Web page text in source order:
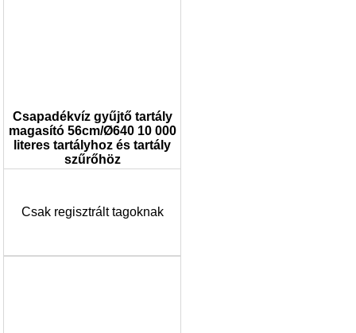
Csapadékvíz gyűjtő tartály
magasító 56cm/Ø640 10 000
literes tartályhoz és tartály
szűrőhöz
Csak regisztrált tagoknak